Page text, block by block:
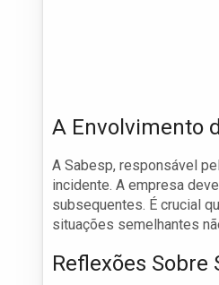
A Envolvimento
A Sabesp, responsável
incidente. A empresa
subsequentes. É crucial
situações semelhantes
Reflexões